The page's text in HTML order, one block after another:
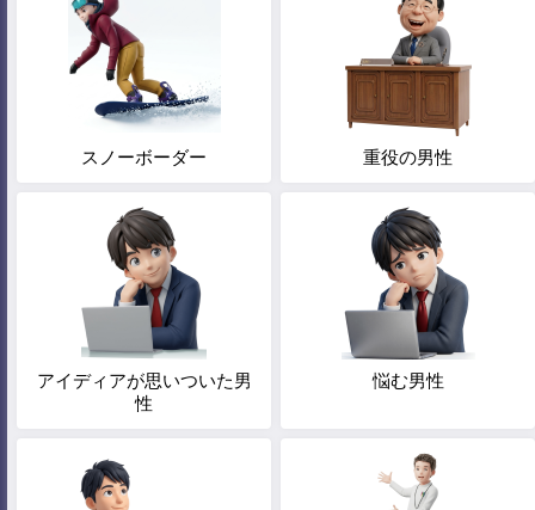
スノーボーダー 重役の男性
アイディアが思いついた男
性
悩む男性